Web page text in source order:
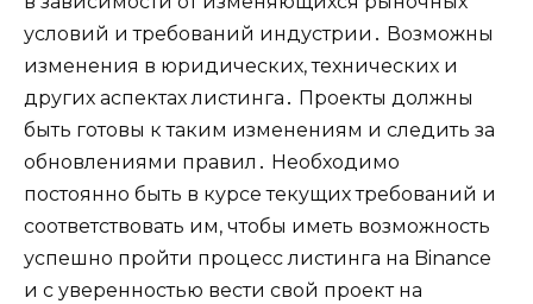
условий и требований индустрии․ Возможны
изменения в юридических‚ технических и
других аспектах листинга․ Проекты должны
быть готовы к таким изменениям и следить за
обновлениями правил․ Необходимо
постоянно быть в курсе текущих требований и
соответствовать им‚ чтобы иметь возможность
успешно пройти процесс листинга на Binance
и с уверенностью вести свой проект на